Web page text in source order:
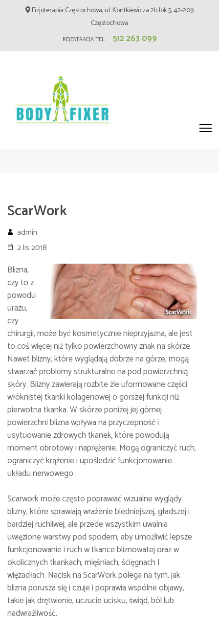
Fizjoterapia Częstochowa, ul. Kontkiewicza 2b lok 5, 42-209
Częstochowa
REJESTRACJA TEL. 512 263 099
ScarWork
admin
2 lis 2018
Blizna,
czy to z
powodu
urazu,
czy
chirurgii, może być kosmetycznie nieprzyjazna, ale jest
to coś więcej niż tylko powierzchowny znak na skórze.
Nawet blizny, które wyglądają dobrze na górze, mogą
stwarzać problemy strukturalne na pod powierzchnią
skóry. Blizny zawierają rozbite źle uformowane części
włóknistej tkanki kolagenowej o gorszej funkcji niż
pierwotna tkanka. W skórze poniżej jej górnej
powierzchni blizna wpływa na przyczepność i
usytuowanie zdrowych tkanek, które powodują
moment obrotowy i naprężenie. Mogą ograniczyć ruch,
ograniczyć krążenie i upośledzić funkcjonowanie
układu nerwowego.
Scarwork może często poprawiać wizualne wyglądy
blizny, które sprawiają wrażenie bledniejszej, gładszej i
bardziej ruchliwej, ale przede wszystkim uwalnia
uwięzione warstwy pod spodem, aby umożliwić lepsze
funkcjonowanie i ruch w tkance bliznowatej oraz w
okolicznych tkankach, mięśniach, ścięgnach I
więzadłach. Nacisk na ScarWork polega na tym, jak
blizna porusza się i czuje i poprawia wspólne objawy,
takie jak drętwienie, uczucie ucisku, świąd, ból lub
nadwrażliwość.